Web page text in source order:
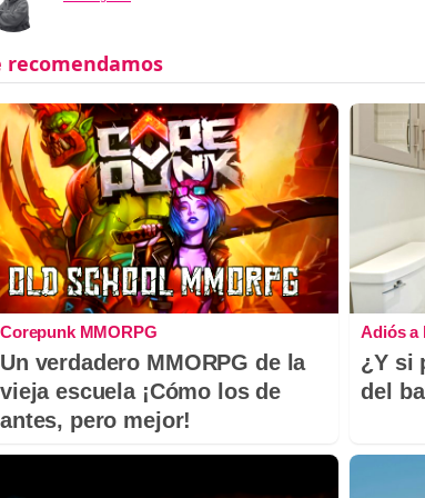
Corepunk MMORPG
Un verdadero MMORPG de la
vieja escuela ¡Cómo los de
antes, pero mejor!
Adiós a
¿Y si
del